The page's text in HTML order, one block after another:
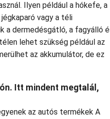
Ilyen például a hókefe, a
vagy a téli
a dermedésgátló, a fagyálló
lehet szükség például az
az akkumulátor, de ez
Itt mindent megtalál,
az autós termékek A